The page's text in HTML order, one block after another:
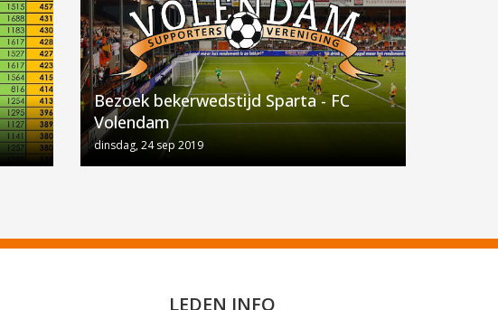
Bezoek bekerwedstijd Sparta - FC
Volendam
dinsdag, 24 sep 2019
LEDEN INFO